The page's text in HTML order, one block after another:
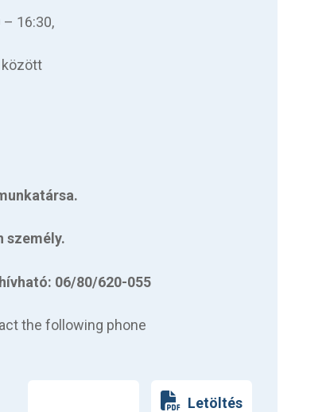
– 16:30,
között
személy.
06/80/620-055
the following phone
Letöltés